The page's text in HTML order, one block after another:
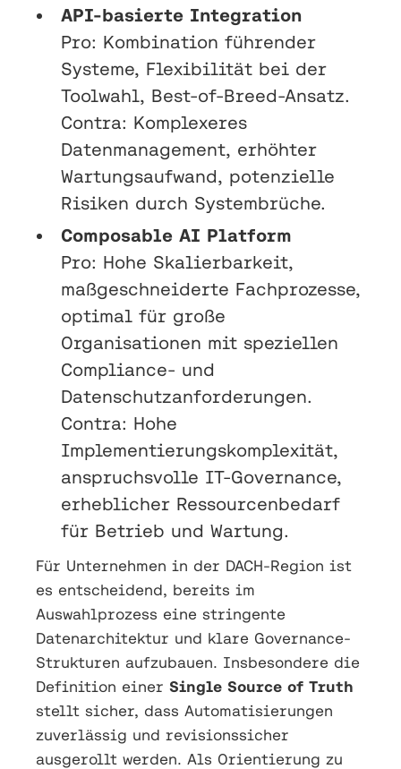
API-basierte Integration
Pro: Kombination führender
Systeme, Flexibilität bei der
Toolwahl, Best-of-Breed-Ansatz.
Contra: Komplexeres
Datenmanagement, erhöhter
Wartungsaufwand, potenzielle
Risiken durch Systembrüche.
Composable AI Platform
Pro: Hohe Skalierbarkeit,
maßgeschneiderte Fachprozesse,
optimal für große
Organisationen mit speziellen
Compliance- und
Datenschutzanforderungen.
Contra: Hohe
Implementierungskomplexität,
anspruchsvolle IT-Governance,
erheblicher Ressourcenbedarf
für Betrieb und Wartung.
Für Unternehmen in der DACH-Region ist
es entscheidend, bereits im
Auswahlprozess eine stringente
Datenarchitektur und klare Governance-
Strukturen aufzubauen. Insbesondere die
Definition einer Single Source of Truth
stellt sicher, dass Automatisierungen
zuverlässig und revisionssicher
ausgerollt werden. Als Orientierung zu